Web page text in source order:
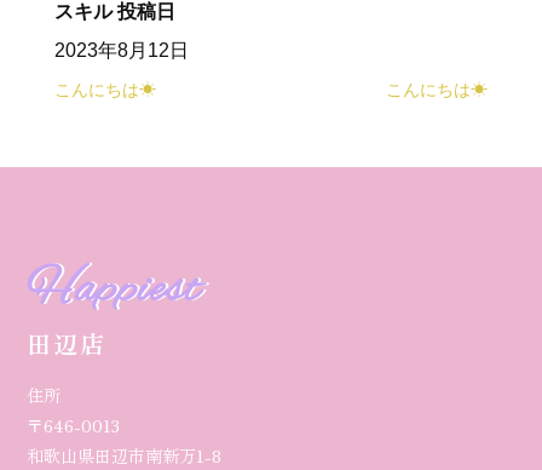
スキル 投稿日
2023年8月12日
こんにちは☀ こんにちは☀
Happiest
田辺店
住所
〒646-0013
和歌山県田辺市南新万1-8